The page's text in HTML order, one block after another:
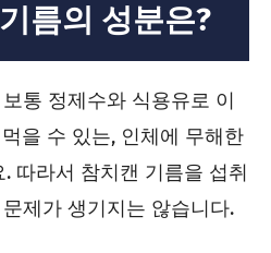
름의 성분은?
통 정제수와 식용유로 이
을 수 있는, 인체에 무해한
따라서 참치캔 기름을 섭취
제가 생기지는 않습니다.